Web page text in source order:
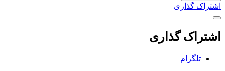
اشتراک گذاری
اشتراک گذاری
تلگرام